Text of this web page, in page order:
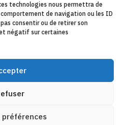
technologies nous permettra de
de navigation ou les ID
consentir ou de retirer son
négatif sur certaines
préférences